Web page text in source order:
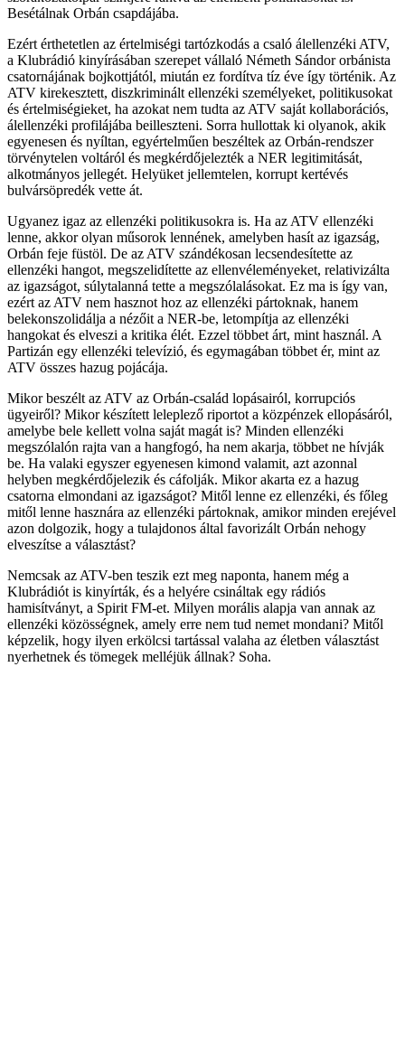
Besétálnak Orbán csapdájába.
Ezért érthetetlen az értelmiségi tartózkodás a csaló álellenzéki ATV,
a Klubrádió kinyírásában szerepet vállaló Németh Sándor orbánista
csatornájának bojkottjától, miután ez fordítva tíz éve így történik. Az
ATV kirekesztett, diszkriminált ellenzéki személyeket, politikusokat
és értelmiségieket, ha azokat nem tudta az ATV saját kollaborációs,
álellenzéki profilájába beilleszteni. Sorra hullottak ki olyanok, akik
egyenesen és nyíltan, egyértelműen beszéltek az Orbán-rendszer
törvénytelen voltáról és megkérdőjelezték a NER legitimitását,
alkotmányos jellegét. Helyüket jellemtelen, korrupt kertévés
bulvársöpredék vette át.
Ugyanez igaz az ellenzéki politikusokra is. Ha az ATV ellenzéki
lenne, akkor olyan műsorok lennének, amelyben hasít az igazság,
Orbán feje füstöl. De az ATV szándékosan lecsendesítette az
ellenzéki hangot, megszelidítette az ellenvéleményeket, relativizálta
az igazságot, súlytalanná tette a megszólalásokat. Ez ma is így van,
ezért az ATV nem hasznot hoz az ellenzéki pártoknak, hanem
belekonszolidálja a nézőit a NER-be, letompítja az ellenzéki
hangokat és elveszi a kritika élét. Ezzel többet árt, mint használ. A
Partizán egy ellenzéki televízió, és egymagában többet ér, mint az
ATV összes hazug pojácája.
Mikor beszélt az ATV az Orbán-család lopásairól, korrupciós
ügyeiről? Mikor készített leleplező riportot a közpénzek ellopásáról,
amelybe bele kellett volna saját magát is? Minden ellenzéki
megszólalón rajta van a hangfogó, ha nem akarja, többet ne hívják
be. Ha valaki egyszer egyenesen kimond valamit, azt azonnal
helyben megkérdőjelezik és cáfolják. Mikor akarta ez a hazug
csatorna elmondani az igazságot? Mitől lenne ez ellenzéki, és főleg
mitől lenne hasznára az ellenzéki pártoknak, amikor minden erejével
azon dolgozik, hogy a tulajdonos által favorizált Orbán nehogy
elveszítse a választást?
Nemcsak az ATV-ben teszik ezt meg naponta, hanem még a
Klubrádiót is kinyírták, és a helyére csináltak egy rádiós
hamisítványt, a Spirit FM-et. Milyen morális alapja van annak az
ellenzéki közösségnek, amely erre nem tud nemet mondani? Mitől
képzelik, hogy ilyen erkölcsi tartással valaha az életben választást
nyerhetnek és tömegek melléjük állnak? Soha.